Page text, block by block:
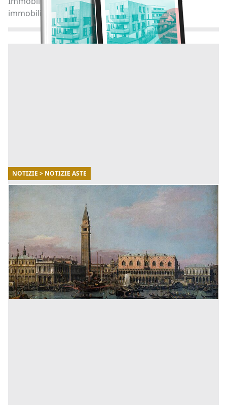
immobiliari in Italia. [...]
NOTIZIE > NOTIZIE ASTE
30/07/2025
Canaletto dei record - Perchè conviene
investire in opere d'arte all'asta?
Di seguito potrai scoprire tutti i dettagli di questa
vendita memorabile, con un approfondimento sulle
opportunità da cogliere per compiere investimenti
fruttuosi a [...]